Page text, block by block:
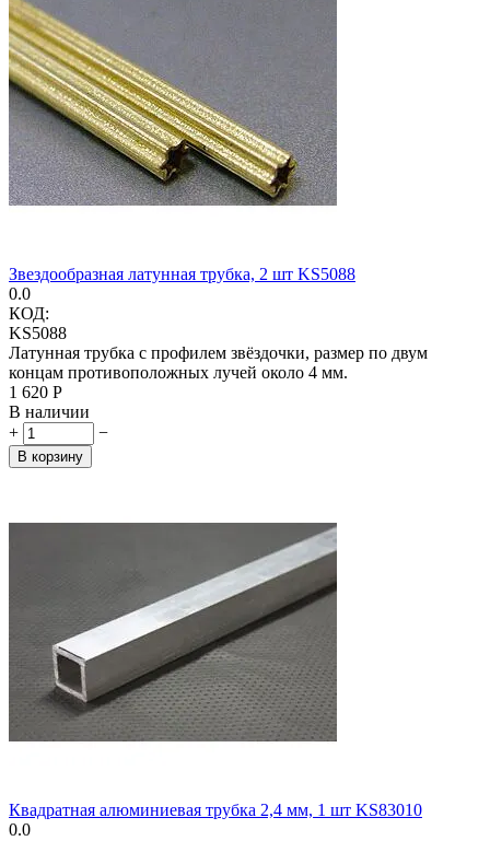
Звездообразная латунная трубка, 2 шт KS5088
0.0
КОД:
KS5088
Латунная трубка с профилем звёздочки, размер по двум
концам противоположных лучей около 4 мм.
1 620 Р
В наличии
+
−
В корзину
Квадратная алюминиевая трубка 2,4 мм, 1 шт KS83010
0.0